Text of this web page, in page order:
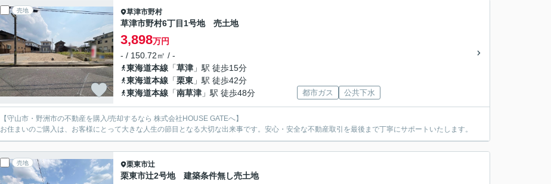
売地 草津市野村
草津市野村6丁目1号地 売土地
3,898万円
- / 150.72㎡ / -
東海道本線 「草津 」駅 徒歩15分
東海道本線 「栗東 」駅 徒歩42分
東海道本線 「南草津 」駅 徒歩48分 都市ガス 公共下水
【守山市・野洲市の不動産を購入/売却するなら 株式会社HOUSE GATEへ】
お住まいのご購入は、お客様にとって大きな人生の節目となる大切な出来事です。安心・安全な不動産取引を最後まで丁寧にサポートいたします。
売地 栗東市辻
栗東市辻2号地 建築条件無し売土地